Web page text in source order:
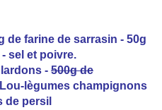
de farine de sarrasin - 50g
sel et poivre.
- 500g de
lègumes champignons
de persil